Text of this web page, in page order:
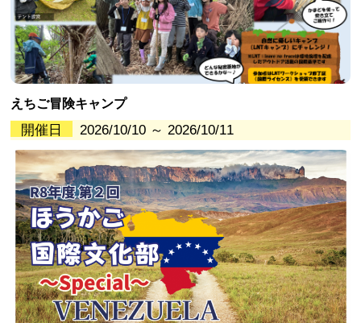
えちご冒険キャンプ
開催日 2026/10/10 ～ 2026/10/11